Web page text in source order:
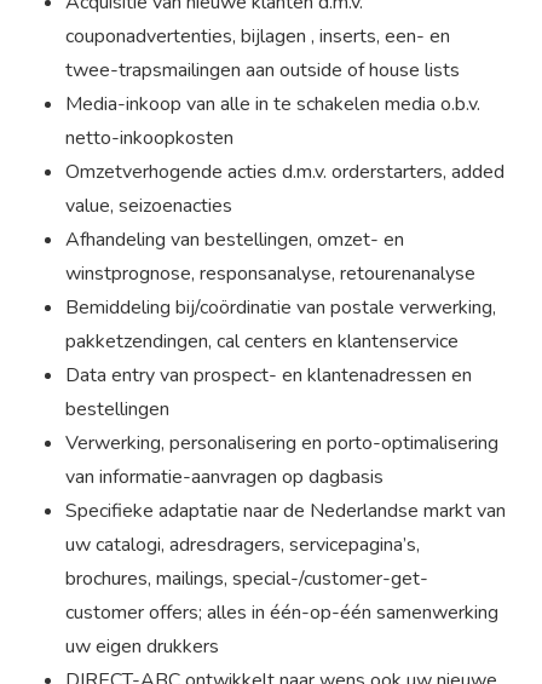
couponadvertenties, bijlagen , inserts, een- en
twee-trapsmailingen aan outside of house lists
Media-inkoop van alle in te schakelen media o.b.v.
netto-inkoopkosten
Omzetverhogende acties d.m.v. orderstarters, added
value, seizoenacties
Afhandeling van bestellingen, omzet- en
winstprognose, responsanalyse, retourenanalyse
Bemiddeling bij/coördinatie van postale verwerking,
pakketzendingen, cal centers en klantenservice
Data entry van prospect- en klantenadressen en
bestellingen
Verwerking, personalisering en porto-optimalisering
van informatie-aanvragen op dagbasis
Specifieke adaptatie naar de Nederlandse markt van
uw catalogi, adresdragers, servicepagina’s,
brochures, mailings, special-/customer-get-
customer offers; alles in één-op-één samenwerking
uw eigen drukkers